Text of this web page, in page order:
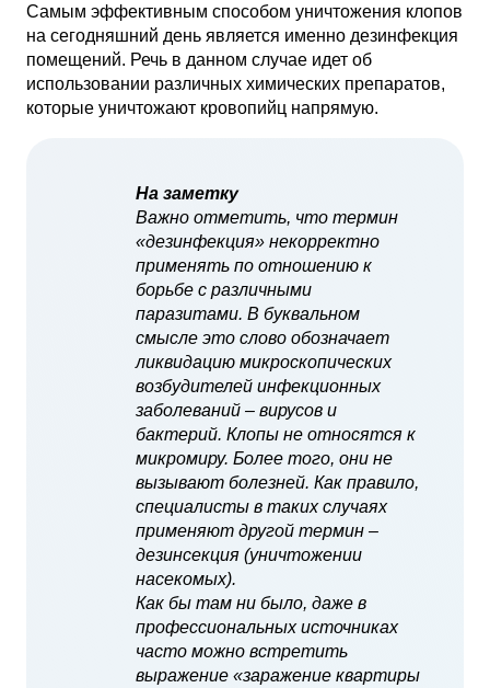
Самым эффективным способом уничтожения клопов
на сегодняшний день является именно дезинфекция
помещений. Речь в данном случае идет об
использовании различных химических препаратов,
которые уничтожают кровопийц напрямую.
На заметку
Важно отметить, что термин
«дезинфекция» некорректно
применять по отношению к
борьбе с различными
паразитами. В буквальном
смысле это слово обозначает
ликвидацию микроскопических
возбудителей инфекционных
заболеваний – вирусов и
бактерий. Клопы не относятся к
микромиру. Более того, они не
вызывают болезней. Как правило,
специалисты в таких случаях
применяют другой термин –
дезинсекция (уничтожении
насекомых).
Как бы там ни было, даже в
профессиональных источниках
часто можно встретить
выражение «заражение квартиры